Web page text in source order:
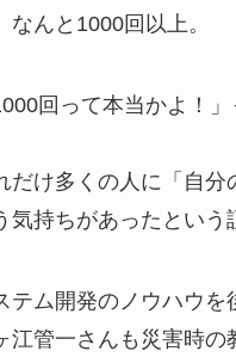
なんと1000回以上。
回って本当かよ！」
だけ多くの人に「自分
気持ちがあったという
テム開発のノウハウを
江管一さんも災害時の